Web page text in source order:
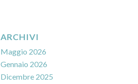
ARCHIVI
Maggio 2026
Gennaio 2026
Dicembre 2025